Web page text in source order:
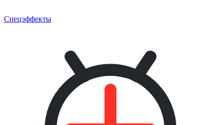
Спецэффекты